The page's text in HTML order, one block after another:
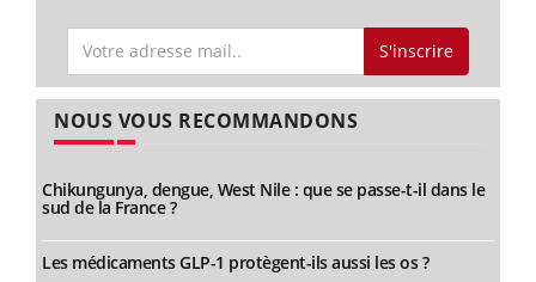
S'inscrire
NOUS VOUS RECOMMANDONS
Chikungunya, dengue, West Nile : que se passe-t-il dans le
sud de la France ?
Les médicaments GLP-1 protègent-ils aussi les os ?